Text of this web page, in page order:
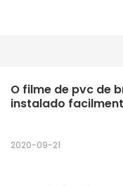
O filme de pvc de
instalado
2020-09-21